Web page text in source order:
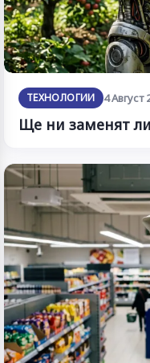
ТЕХНОЛОГИИ 4 Август
Ще ни заменят